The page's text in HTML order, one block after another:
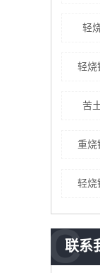
轻
轻烧
苦
重烧
轻烧
联系
C